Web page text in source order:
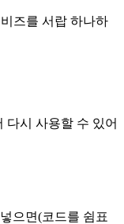
즈를 서랍 하나하
다시 사용할 수 있어
으면(코드를 쉼표